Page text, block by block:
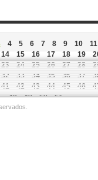
4 5 6 7 8 9 10
11
14 15 16 17 18 19
23 24 25 26 27 28
32 33 34 35 36 37
41 42 43 44 45 46
48
49 50 51